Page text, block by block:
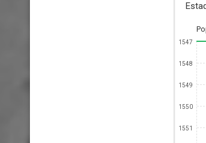
1547
1548
1549
1550
1551